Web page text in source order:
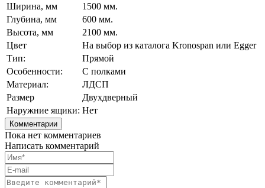
Ширина, мм
1500 мм.
Глубина, мм
600 мм.
Высота, мм
2100 мм.
Цвет
На выбор из каталога Kronospan или Egger
Тип:
Прямой
Особенности:
С полками
Материал:
ЛДСП
Размер
Двухдверный
Наружние ящики: Нет
Комментарии
Пока нет комментариев
Написать комментарий